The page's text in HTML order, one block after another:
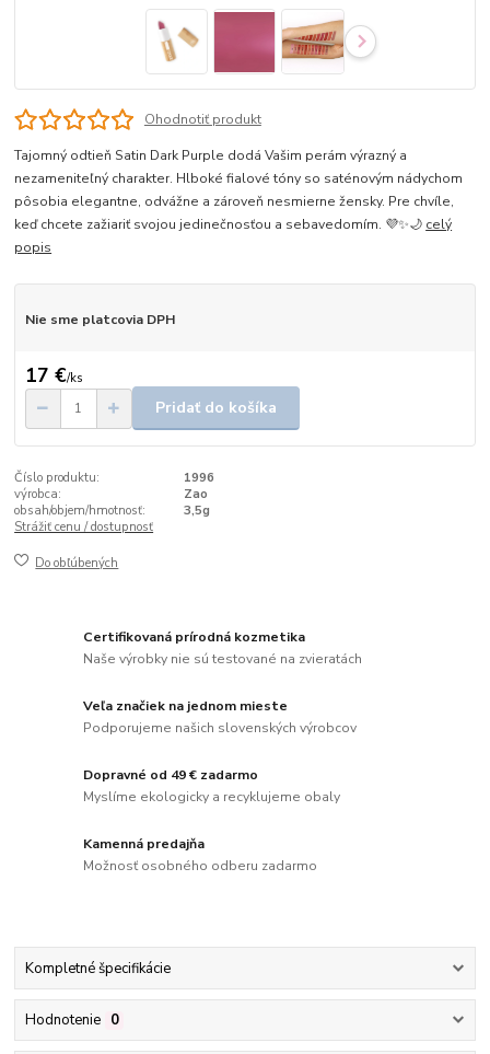
Ohodnotiť produkt
Tajomný odtieň Satin Dark Purple dodá Vašim perám výrazný a
nezameniteľný charakter. Hlboké fialové tóny so saténovým nádychom
pôsobia elegantne, odvážne a zároveň nesmierne žensky. Pre chvíle,
keď chcete zažiariť svojou jedinečnosťou a sebavedomím. 💜✨🌙 celý
popis
Nie sme platcovia DPH
17 €/ks
Pridať do košíka
Číslo produktu:
1996
výrobca:
Zao
obsah/objem/hmotnosť:
3,5g
Strážiť cenu / dostupnosť
Do obľúbených
Certifikovaná prírodná kozmetika
Naše výrobky nie sú testované na zvieratách
Veľa značiek na jednom mieste
Podporujeme našich slovenských výrobcov
Dopravné od 49 € zadarmo
Myslíme ekologicky a recyklujeme obaly
Kamenná predajňa
Možnosť osobného odberu zadarmo
Kompletné špecifikácie
Hodnotenie 0